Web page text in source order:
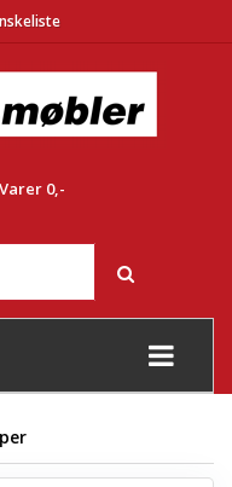
Varer 0,-
+